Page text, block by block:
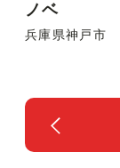
ノベ
兵庫県神戸市